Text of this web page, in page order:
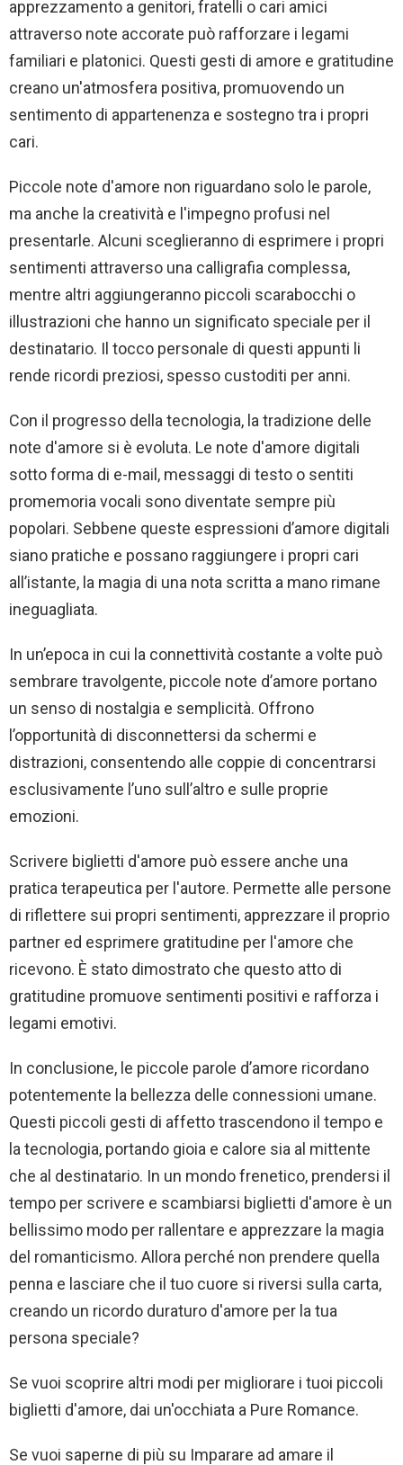
apprezzamento a genitori, fratelli o cari amici
attraverso note accorate può rafforzare i legami
familiari e platonici. Questi gesti di amore e gratitudine
creano un'atmosfera positiva, promuovendo un
sentimento di appartenenza e sostegno tra i propri
cari.
Piccole note d'amore non riguardano solo le parole,
ma anche la creatività e l'impegno profusi nel
presentarle. Alcuni sceglieranno di esprimere i propri
sentimenti attraverso una calligrafia complessa,
mentre altri aggiungeranno piccoli scarabocchi o
illustrazioni che hanno un significato speciale per il
destinatario. Il tocco personale di questi appunti li
rende ricordi preziosi, spesso custoditi per anni.
Con il progresso della tecnologia, la tradizione delle
note d'amore si è evoluta. Le note d'amore digitali
sotto forma di e-mail, messaggi di testo o sentiti
promemoria vocali sono diventate sempre più
popolari. Sebbene queste espressioni d’amore digitali
siano pratiche e possano raggiungere i propri cari
all’istante, la magia di una nota scritta a mano rimane
ineguagliata.
In un’epoca in cui la connettività costante a volte può
sembrare travolgente, piccole note d’amore portano
un senso di nostalgia e semplicità. Offrono
l’opportunità di disconnettersi da schermi e
distrazioni, consentendo alle coppie di concentrarsi
esclusivamente l’uno sull’altro e sulle proprie
emozioni.
Scrivere biglietti d'amore può essere anche una
pratica terapeutica per l'autore. Permette alle persone
di riflettere sui propri sentimenti, apprezzare il proprio
partner ed esprimere gratitudine per l'amore che
ricevono. È stato dimostrato che questo atto di
gratitudine promuove sentimenti positivi e rafforza i
legami emotivi.
In conclusione, le piccole parole d’amore ricordano
potentemente la bellezza delle connessioni umane.
Questi piccoli gesti di affetto trascendono il tempo e
la tecnologia, portando gioia e calore sia al mittente
che al destinatario. In un mondo frenetico, prendersi il
tempo per scrivere e scambiarsi biglietti d'amore è un
bellissimo modo per rallentare e apprezzare la magia
del romanticismo. Allora perché non prendere quella
penna e lasciare che il tuo cuore si riversi sulla carta,
creando un ricordo duraturo d'amore per la tua
persona speciale?
Se vuoi scoprire altri modi per migliorare i tuoi piccoli
biglietti d'amore, dai un'occhiata a Pure Romance.
Se vuoi saperne di più su Imparare ad amare il